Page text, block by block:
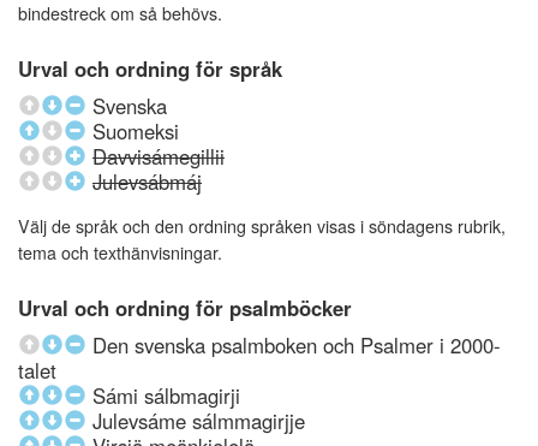
bindestreck om så behövs.
Urval och ordning för språk
Svenska
Suomeksi
Davvisámegillii
Julevsábmáj
Välj de språk och den ordning språken visas i söndagens rubrik,
tema och texthänvisningar.
Urval och ordning för psalmböcker
Den svenska psalmboken och Psalmer i 2000-
talet
Sámi sálbmagirji
Julevsáme sálmmagirjje